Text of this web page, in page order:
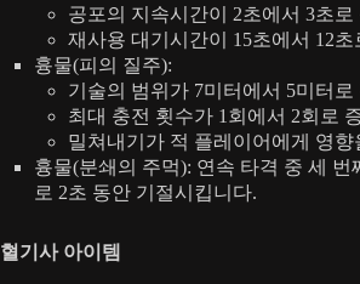
공포의 지속시간이 2초에서 3초로
재사용 대기시간이 15초에서 12
흉물(피의 질주):
기술의 범위가 7미터에서 5미터로
최대 충전 횟수가 1회에서 2회로
밀쳐내기가 적 플레이어에게 영향
흉물(분쇄의 주먹): 연속 타격 중 세
로 2초 동안 기절시킵니다.
혈기사 아이템